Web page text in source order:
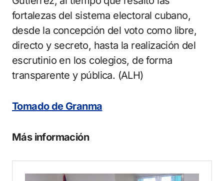
fortalezas del sistema electoral cubano,
desde la concepción del voto como libre,
directo y secreto, hasta la realización del
escrutinio en los colegios, de forma
transparente y pública. (ALH)
Tomado de Granma
Más información